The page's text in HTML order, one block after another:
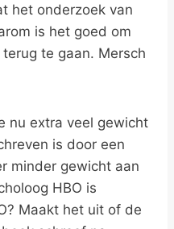
het onderzoek van
is het goed om
te gaan. Mersch
nu extra veel gewicht
is door een
minder gewicht aan
HBO is
Maakt het uit of de